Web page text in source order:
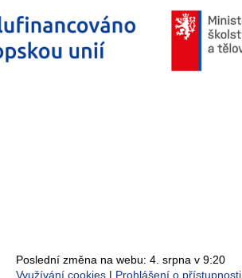
Poslední změna na webu: 4. srpna v 9:20
Využívání cookies
Prohlášení o přístupnosti